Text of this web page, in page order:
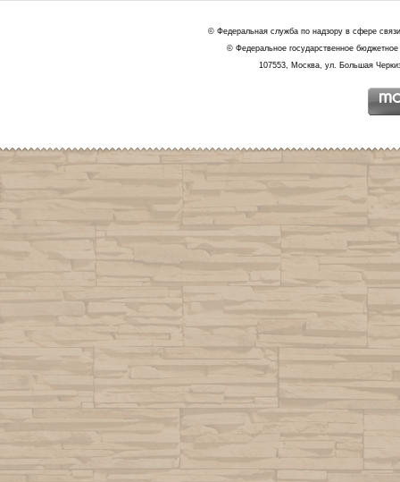
© Федеральная служба по надзору в сфере
© Федеральное государственное
107553, Москва, ул. Большая